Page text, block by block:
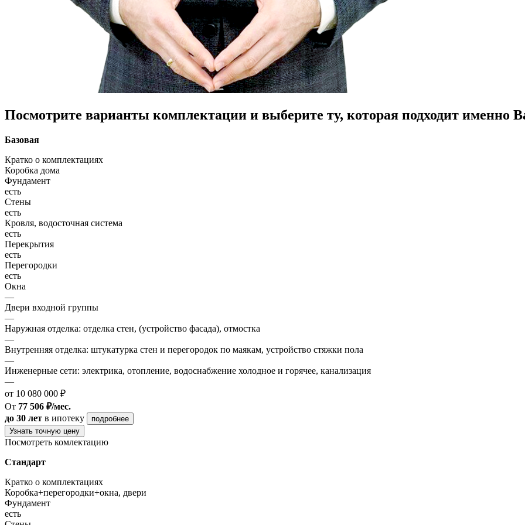
Посмотрите варианты комплектации и выберите ту, которая подходит именно
Базовая
Кратко о комплектациях
Коробка дома
Фундамент
есть
Стены
есть
Кровля, водосточная система
есть
Перекрытия
есть
Перегородки
есть
Окна
—
Двери входной группы
—
Наружная отделка: отделка стен, (устройство фасада), отмостка
—
Внутренняя отделка: штукатурка стен и перегородок по маякам, устройство стяжки пола
—
Инженерные сети: электрика, отопление, водоснабжение холодное и горячее, канализация
—
от 10 080 000 ₽
От 77 506 ₽/мес.
до 30 лет в ипотеку
подробнее
Узнать точную цену
Посмотреть комлектацию
Стандарт
Кратко о комплектациях
Коробка+перегородки+окна, двери
Фундамент
есть